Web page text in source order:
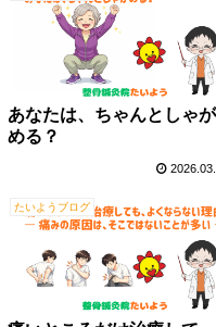
あなたは、ちゃんとしゃが
める？
たいようブログ